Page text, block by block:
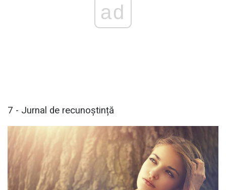
ad
7 - Jurnal de recunoștință